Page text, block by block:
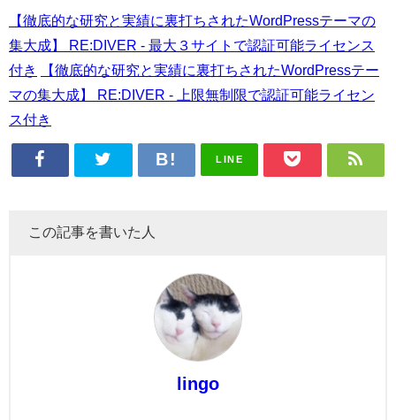
【徹底的な研究と実績に裏打ちされたWordPressテーマの
集大成】 RE:DIVER - 最大３サイトで認証可能ライセンス
付き
【徹底的な研究と実績に裏打ちされたWordPressテー
マの集大成】 RE:DIVER - 上限無制限で認証可能ライセン
ス付き
LINE
この記事を書いた人
lingo